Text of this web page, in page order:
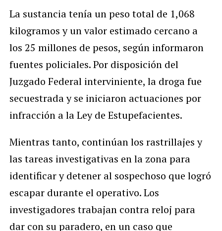
La sustancia tenía un peso total de 1,068
kilogramos y un valor estimado cercano a
los 25 millones de pesos, según informaron
fuentes policiales. Por disposición del
Juzgado Federal interviniente, la droga fue
secuestrada y se iniciaron actuaciones por
infracción a la Ley de Estupefacientes.
Mientras tanto, continúan los rastrillajes y
las tareas investigativas en la zona para
identificar y detener al sospechoso que logró
escapar durante el operativo. Los
investigadores trabajan contra reloj para
dar con su paradero, en un caso que